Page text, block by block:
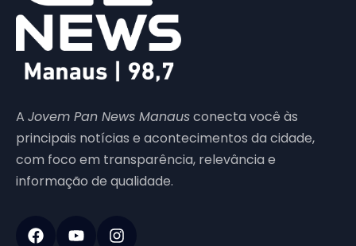
A Jovem Pan News Manausconecta você às
principais notícias e acontecimentos da cidade,
com foco em transparência, relevância e
informação de qualidade.